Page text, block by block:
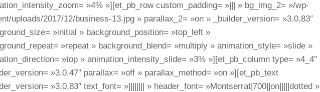
»4% »][et_pb_row custom_padding= »||| » bg_img_2= »/wp-
uploads/2017/12/business-13.jpg » parallax_2= »on » _builder_version= »3.0.83″
»initial » background_position= »top_left »
»repeat » background_blend= »multiply » animation_style= »slide »
»top » animation_intensity_slide= »3% »][et_pb_column type= »4_4″
»3.0.47″ parallax= »off » parallax_method= »on »][et_pb_text
»3.0.83″ text_font= »|||||||| » header_font= »Montserrat|700||on|||||dotted »